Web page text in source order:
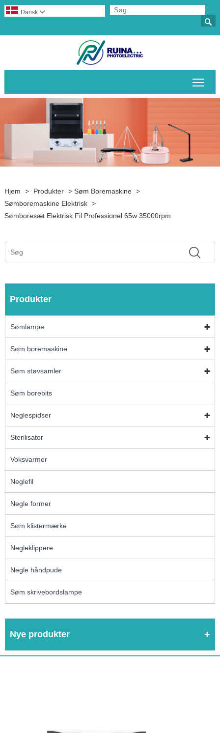

Dansk 
Hjem > Produkter > Søm Boremaskine >
Sømboremaskine Elektrisk >
Sømboresæt Elektrisk Fil Professionel 65w 35000rpm
Produkter
Sømlampe
Søm boremaskine
Søm støvsamler
Søm borebits
Neglespidser
Sterilisator
Voksvarmer
Neglefil
Negle former
Søm klistermærke
Negleklippere
Negle håndpude
Søm skrivebordslampe
Nye produkter